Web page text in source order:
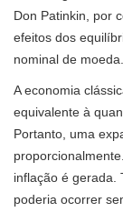
Don Patinkin, por
efeitos dos
nominal de moeda.
A economia
equivalente à
Portanto, uma
inflação é gerada.
poderia ocorrer